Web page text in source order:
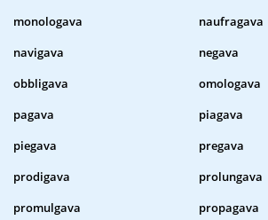
monologava
naufragava
navigava
negava
obbligava
omologava
pagava
piagava
piegava
pregava
prodigava
prolungava
promulgava
propagava